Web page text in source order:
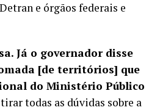
e órgãos federais e
Já o governador disse
[de territórios] que
do Ministério Público
todas as dúvidas sobre a